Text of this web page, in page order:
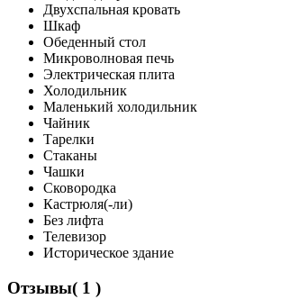
Двухспальная кровать
Шкаф
Обеденный стол
Микроволновая печь
Электрическая плита
Холодильник
Маленький холодильник
Чайник
Тарелки
Стаканы
Чашки
Сковородка
Кастрюля(-ли)
Без лифта
Телевизор
Историческое здание
Отзывы( 1 )